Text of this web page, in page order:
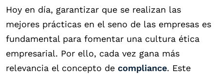
Hoy en día, garantizar que se realizan las
mejores prácticas en el seno de las empresas es
fundamental para fomentar una cultura ética
empresarial. Por ello, cada vez gana más
relevancia el concepto de compliance. Este